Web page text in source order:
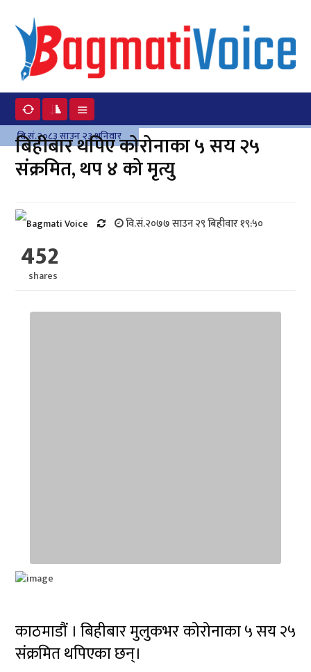
वि.सं.२०८३ साउन २३ शनिवार
बिहीबार थपिए कोरोनाका ५ सय २५
संक्रमित, थप ४ को मृत्यु
वि.सं.२०७७ साउन २९ बिहीवार १९:५०
452
shares
काठमाडौं । बिहीबार मुलुकभर कोरोनाका ५ सय २५
संक्रमित थपिएका छन्।